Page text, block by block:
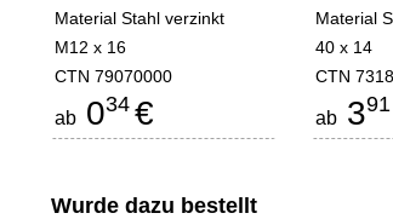
Material Stahl verzinkt
M12 x 16
CTN 79070000
ab 034 €
Material
40 x 14
CTN
ab 391
Wurde dazu bestellt